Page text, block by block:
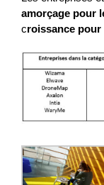
amorçage pour
croissance